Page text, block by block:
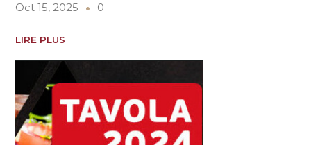
Oct 15, 2025 0
LIRE PLUS